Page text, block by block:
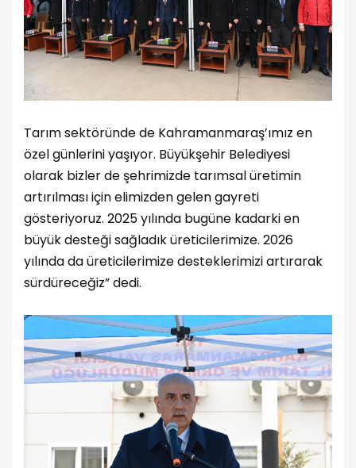
Tarım sektöründe de Kahramanmaraş’ımız en
özel günlerini yaşıyor. Büyükşehir Belediyesi
olarak bizler de şehrimizde tarımsal üretimin
artırılması için elimizden gelen gayreti
gösteriyoruz. 2025 yılında bugüne kadarki en
büyük desteği sağladık üreticilerimize. 2026
yılında da üreticilerimize desteklerimizi artırarak
sürdüreceğiz” dedi.